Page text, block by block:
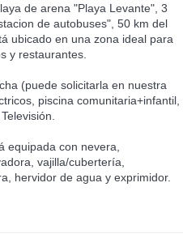
de arena "Playa Levante", 3
de autobuses", 50 km del
ubicado en una zona ideal para
y restaurantes.
(puede solicitarla en nuestra
piscina comunitaria+infantil,
equipada con nevera,
vajilla/cubertería,
hervidor de agua y exprimidor.